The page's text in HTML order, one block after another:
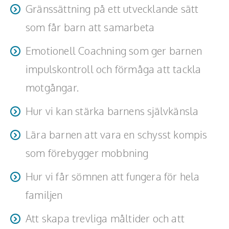
Gränssättning på ett utvecklande sätt
som får barn att samarbeta
Emotionell Coachning som ger barnen
impulskontroll och förmåga att tackla
motgångar.
Hur vi kan stärka barnens självkänsla
Lära barnen att vara en schysst kompis
som förebygger mobbning
Hur vi får sömnen att fungera för hela
familjen
Att skapa trevliga måltider och att